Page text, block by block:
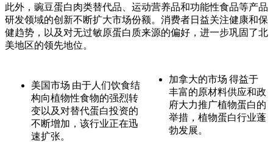
此外，豌豆蛋白肉类替代品、运动营养品和功能性食品等产品
研发领域的创新不断扩大市场份额。消费者日益关注健康和保
健趋势，以及对无过敏原蛋白质来源的偏好，进一步巩固了北
美地区的领先地位。
美国市场 由于人们饮食结
构向植物性食物的强烈转
变以及对替代蛋白投资的
不断增加，该行业正在迅
速扩张。
加拿大的市场 得益于
丰富的原材料供应和政
府大力推广植物蛋白的
举措，植物蛋白行业蓬
勃发展。